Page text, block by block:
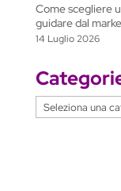
Come scegliere
guidare dal
14 Luglio 2026
Categorie